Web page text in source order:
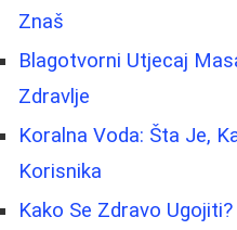
Znaš
Blagotvorni Utjecaj
Zdravlje
Koralna Voda: Šta Je,
Korisnika
Kako Se Zdravo